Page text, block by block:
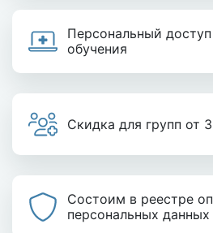
Персональный
обучения
Скидка для групп от
Состоим в реестре
персональных данных